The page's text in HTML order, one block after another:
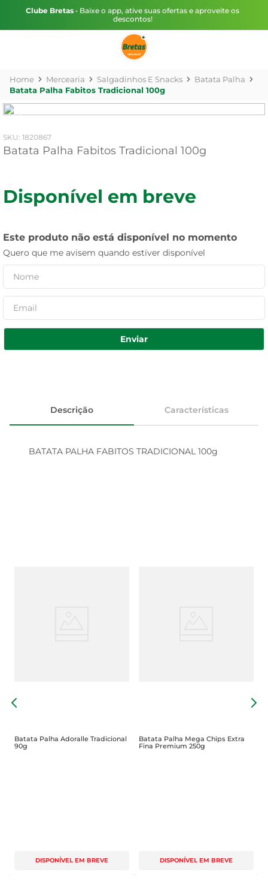
Clube Bretas • Baixe o app, ative suas ofertas e aproveite os
descontos!
Mercearia Salgadinhos E Snacks
Batata Palha
Batata Palha Fabitos Tradicional 100g
: 1820867
Batata Palha Fabitos Tradicional 100g
Disponível em breve
Este produto não está disponível no momento
Quero que me avisem quando estiver disponível
Enviar
Descrição Características
BATATA PALHA FABITOS TRADICIONAL 100g
Batata Palha Adoralle Tradicional
90g
DISPONÍVEL EM BREVE
Batata Palha Mega Chips Extra
Fina Premium 250g
DISPONÍVEL EM BREVE